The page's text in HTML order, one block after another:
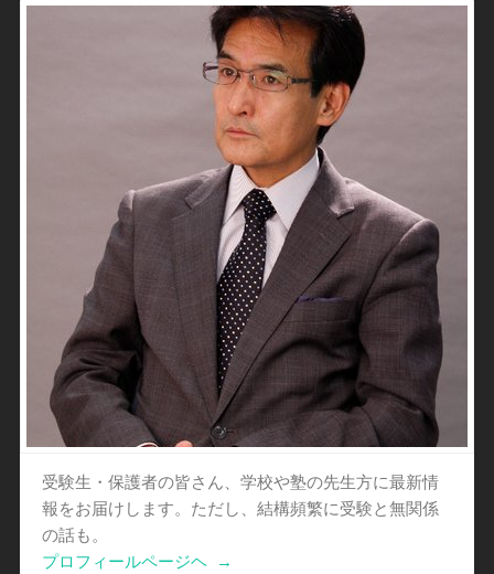
受験生・保護者の皆さん、学校や塾の先生方に最新情
報をお届けします。ただし、結構頻繁に受験と無関係
の話も。
プロフィールページヘ
→